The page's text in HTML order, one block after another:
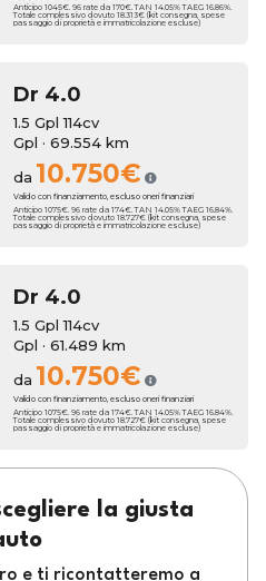
Anticipo 1045€. 96 rate da 170€. TAN 14.05% TAEG 16.86%.
Totale complessivo dovuto 18.313€ (kit consegna, spese
passaggio di proprietà e immatricolazione escluse)
Dr 4.0
1.5 Gpl 114cv
Gpl · 69.554 km
da 10.750€
Valido con finanziamento, escluso oneri finanziari
Anticipo 1075€. 96 rate da 174€. TAN 14.05% TAEG 16.84%.
Totale complessivo dovuto 18.727€ (kit consegna, spese
passaggio di proprietà e immatricolazione escluse)
Dr 4.0
1.5 Gpl 114cv
Gpl · 61.489 km
da 10.750€
Valido con finanziamento, escluso oneri finanziari
Anticipo 1075€. 96 rate da 174€. TAN 14.05% TAEG 16.84%.
Totale complessivo dovuto 18.727€ (kit consegna, spese
passaggio di proprietà e immatricolazione escluse)
la giusta
e ti ricontatteremo a